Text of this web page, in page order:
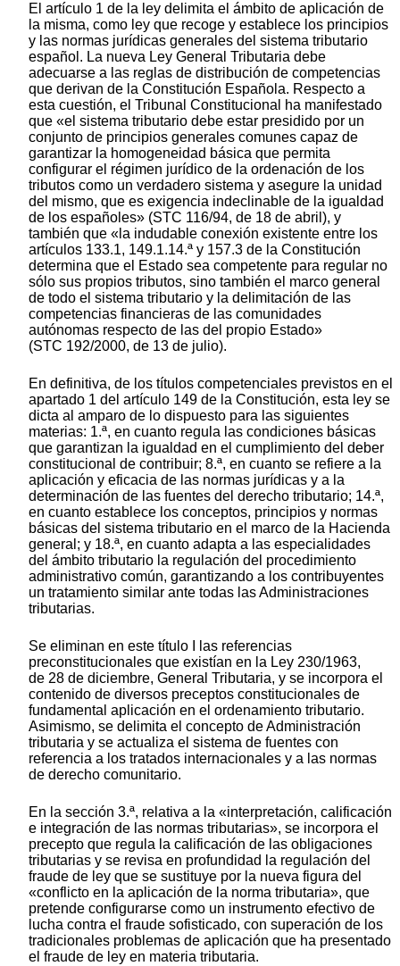
El artículo 1 de la ley delimita el ámbito de aplicación de
la misma, como ley que recoge y establece los principios
y las normas jurídicas generales del sistema tributario
español. La nueva Ley General Tributaria debe
adecuarse a las reglas de distribución de competencias
que derivan de la Constitución Española. Respecto a
esta cuestión, el Tribunal Constitucional ha manifestado
que «el sistema tributario debe estar presidido por un
conjunto de principios generales comunes capaz de
garantizar la homogeneidad básica que permita
configurar el régimen jurídico de la ordenación de los
tributos como un verdadero sistema y asegure la unidad
del mismo, que es exigencia indeclinable de la igualdad
de los españoles» (STC 116/94, de 18 de abril), y
también que «la indudable conexión existente entre los
artículos 133.1, 149.1.14.ª y 157.3 de la Constitución
determina que el Estado sea competente para regular no
sólo sus propios tributos, sino también el marco general
de todo el sistema tributario y la delimitación de las
competencias financieras de las comunidades
autónomas respecto de las del propio Estado»
(STC 192/2000, de 13 de julio).
En definitiva, de los títulos competenciales previstos en el
apartado 1 del artículo 149 de la Constitución, esta ley se
dicta al amparo de lo dispuesto para las siguientes
materias: 1.ª, en cuanto regula las condiciones básicas
que garantizan la igualdad en el cumplimiento del deber
constitucional de contribuir; 8.ª, en cuanto se refiere a la
aplicación y eficacia de las normas jurídicas y a la
determinación de las fuentes del derecho tributario; 14.ª,
en cuanto establece los conceptos, principios y normas
básicas del sistema tributario en el marco de la Hacienda
general; y 18.ª, en cuanto adapta a las especialidades
del ámbito tributario la regulación del procedimiento
administrativo común, garantizando a los contribuyentes
un tratamiento similar ante todas las Administraciones
tributarias.
Se eliminan en este título I las referencias
preconstitucionales que existían en la Ley 230/1963,
de 28 de diciembre, General Tributaria, y se incorpora el
contenido de diversos preceptos constitucionales de
fundamental aplicación en el ordenamiento tributario.
Asimismo, se delimita el concepto de Administración
tributaria y se actualiza el sistema de fuentes con
referencia a los tratados internacionales y a las normas
de derecho comunitario.
En la sección 3.ª, relativa a la «interpretación, calificación
e integración de las normas tributarias», se incorpora el
precepto que regula la calificación de las obligaciones
tributarias y se revisa en profundidad la regulación del
fraude de ley que se sustituye por la nueva figura del
«conflicto en la aplicación de la norma tributaria», que
pretende configurarse como un instrumento efectivo de
lucha contra el fraude sofisticado, con superación de los
tradicionales problemas de aplicación que ha presentado
el fraude de ley en materia tributaria.